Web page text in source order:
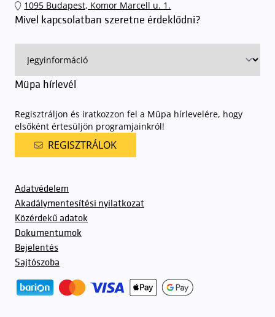
1095 Budapest, Komor Marcell u. 1.
Mivel kapcsolatban szeretne érdeklődni?
Müpa hírlevél
Regisztráljon és iratkozzon fel a Müpa hírlevelére, hogy
elsőként értesüljön programjainkról!
REGISZTRÁLOK
Adatvédelem
Akadálymentesítési nyilatkozat
Közérdekű adatok
Dokumentumok
Bejelentés
Sajtószoba